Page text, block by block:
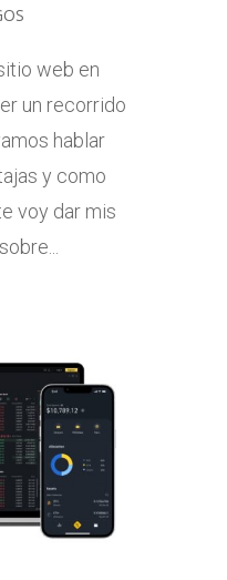
web en
un recorrido
hablar
y como
voy dar mis